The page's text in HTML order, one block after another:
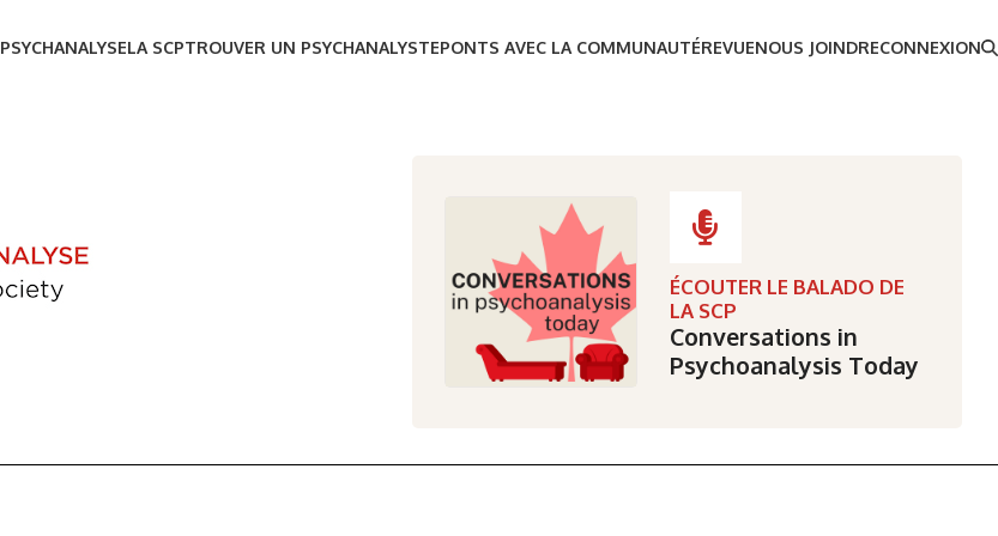
PSYCHANALYSELA SCPTROUVER UN PSYCHANALYSTEPONTS AVEC LA COMMUNAUTÉREVUENOUS JOINDRECONNEXION
ÉCOUTER LE BALADO DE
LA SCP
Conversations in
Psychoanalysis Today